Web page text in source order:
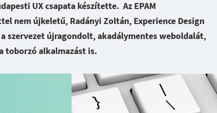
UX csapata készítette. Az EPAM
nem újkeletű, Radányi Zoltán, Experience Design
szervezet újragondolt, akadálymentes weboldalát,
toborzó alkalmazást is.